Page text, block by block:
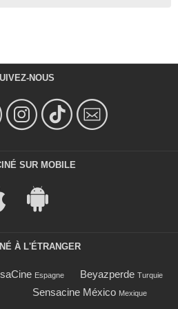
NOUS
SUR MOBILE
À L'ÉTRANGER
Espagne Beyazperde Turquie
Sensacine México Mexique